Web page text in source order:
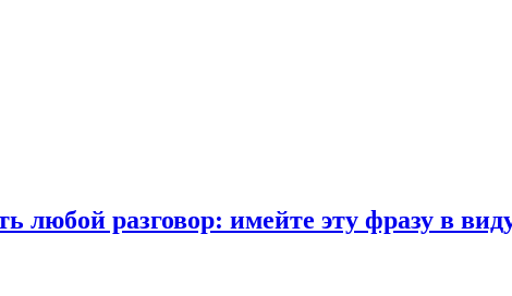
любой разговор: имейте эту фразу в